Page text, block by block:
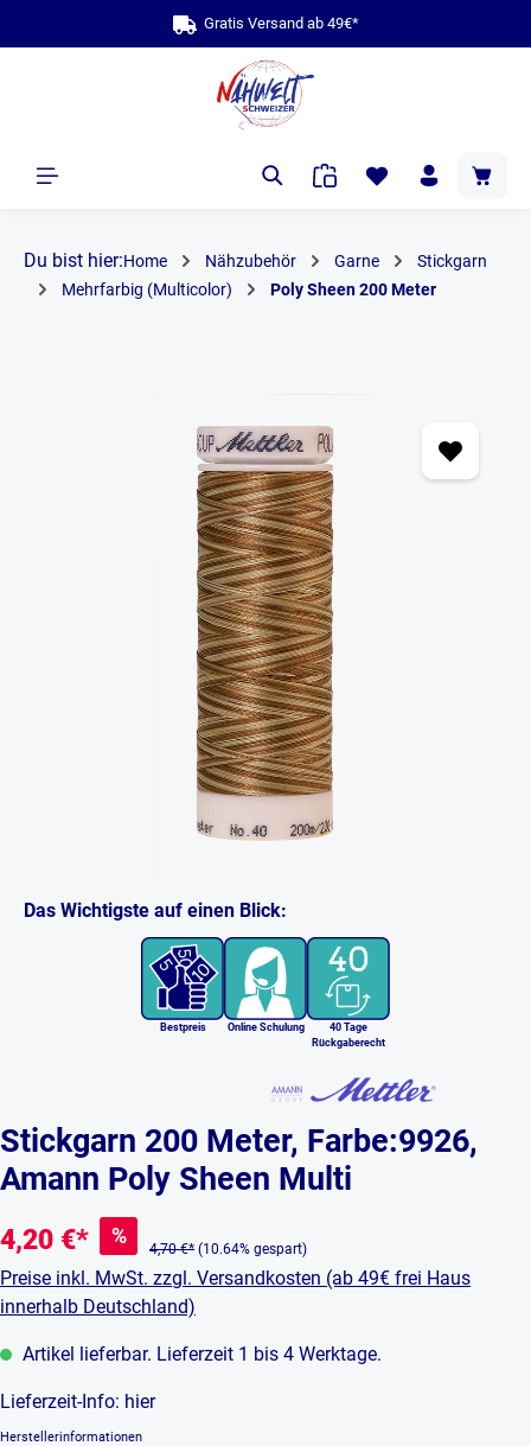
Gratis Versand ab 49€*
Du bist hier:Home Nähzubehör Garne
Stickgarn
Mehrfarbig (Multicolor)
Poly Sheen 200 Meter
Das Wichtigste auf einen Blick:
Bestpreis Online Schulung
40 Tage
Rückgaberecht
Stickgarn 200 Meter, Farbe:9926,
Amann Poly Sheen Multi
4,20 €* %
4,70 €* (10.64% gespart)
Preise inkl. MwSt. zzgl. Versandkosten (ab 49€ frei Haus
innerhalb Deutschland)
Artikel lieferbar. Lieferzeit 1 bis 4 Werktage.
Lieferzeit-Info: hier
Herstellerinformationen